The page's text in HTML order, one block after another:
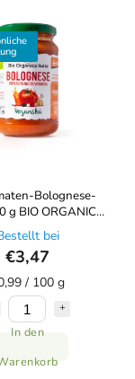
Bolognese-
g BIO ORGANICA
ITALIAbei
€3,47
/ 100 g
In den